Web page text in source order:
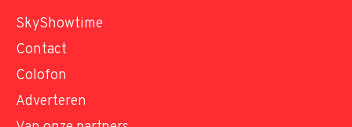
SkyShowtime
Contact
Colofon
Adverteren